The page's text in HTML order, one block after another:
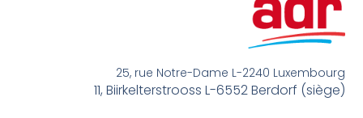
25, rue Notre-Dame L-2240 Luxembourg
11, Biirkelterstrooss L-6552 Berdorf (siège)